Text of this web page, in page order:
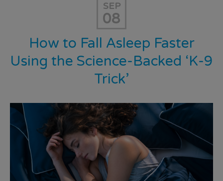
SEP
08
How to Fall Asleep Faster
Using the Science-Backed ‘K-9
Trick’